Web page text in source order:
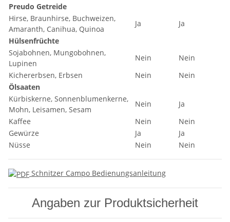
Preudo Getreide
Hirse, Braunhirse, Buchweizen,
Amaranth, Canihua, Quinoa
Ja
Ja
Hülsenfrüchte
Sojabohnen, Mungobohnen,
Lupinen
Nein
Nein
Kichererbsen, Erbsen
Nein
Nein
Ölsaaten
Kürbiskerne, Sonnenblumenkerne,
Mohn, Leisamen, Sesam
Nein
Ja
Kaffee
Nein
Nein
Gewürze
Ja
Ja
Nüsse
Nein Nein
Schnitzer Campo Bedienungsanleitung
Angaben zur Produktsicherheit